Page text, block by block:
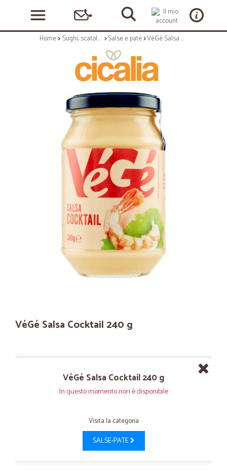
Home Sughi, scatolame e condimenti Salse e patè VéGé Salsa Cocktail 240 g
VéGé Salsa Cocktail 240 g
VéGé Salsa Cocktail 240 g
In questo momento non è disponibile
Visita la categoria
SALSE-PATE